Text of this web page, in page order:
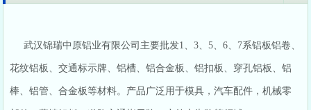
武汉锦瑞中原铝业有限公司主要批发1、3、5、6、7系铝板铝卷、
花纹铝板、交通标示牌、铝槽、铝合金板、铝扣板、穿孔铝板、铝
棒、铝管、合金板等材料。产品广泛用于模具，汽车配件，机械零